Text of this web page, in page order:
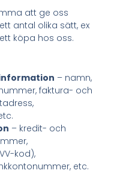
att ge oss
antal olika sätt, ex
köpa hos oss.
– namn,
faktura- och
– kredit- och
kod),
etc.